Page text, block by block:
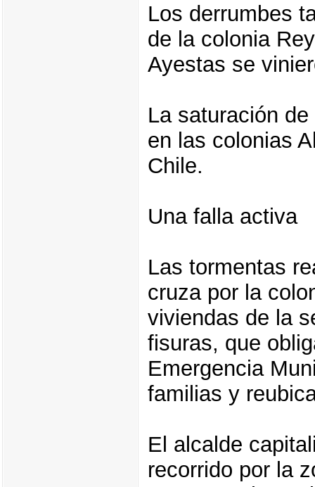
Los derrumbes
de la colonia
Ayestas se
La saturación
en las colonias
Chile.
Una falla activa
Las tormentas
cruza por la
viviendas de la
fisuras, que
Emergencia
familias y
El alcalde
recorrido por la